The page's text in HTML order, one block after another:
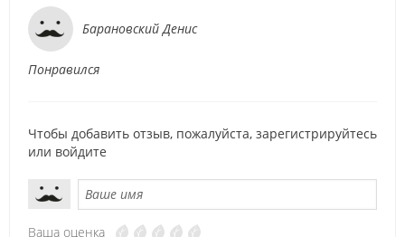
Барановский Денис
Понравился
Чтобы добавить отзыв, пожалуйста, зарегистрируйтесь
или войдите
Ваша оценка